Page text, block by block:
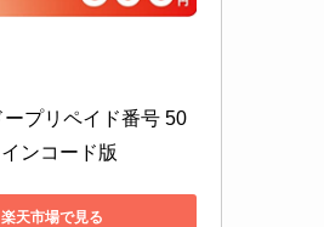
ープリペイド番号 50
ンコード版
楽天市場で見る